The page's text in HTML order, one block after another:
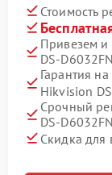
Стоимость
Привезем и
Гарантия
Hikvision
Срочный
Скидка для